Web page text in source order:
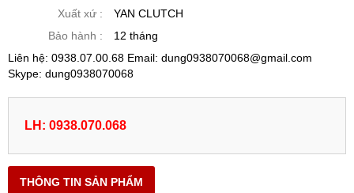
Xuất xứ :
YAN CLUTCH
Bảo hành :
12 tháng
Liên hệ: 0938.07.00.68 Email: dung0938070068@gmail.com
Skype: dung0938070068
LH: 0938.070.068
THÔNG TIN SẢN PHẨM